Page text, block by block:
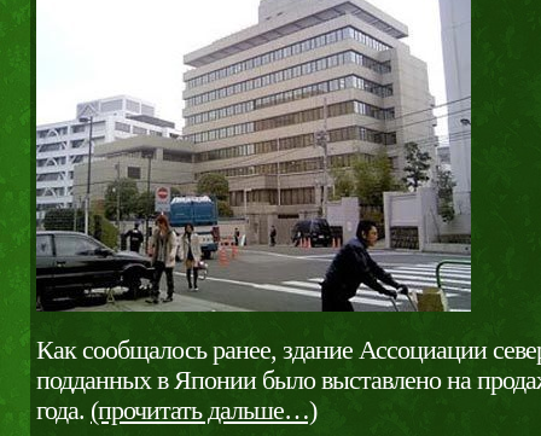
Как сообщалось ранее, здание Ассоциации
подданных в Японии было выставлено на
года. (прочитать дальше…)